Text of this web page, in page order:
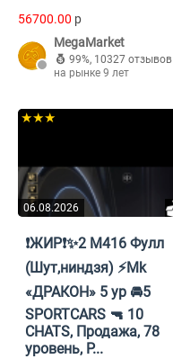
56700.00 p
MegaMarket
99%, 10327 отзывов
на рынке 9 лет
06.08.2026
★★★
❗️ЖИР❗️✨2 М416 Фулл
(Шут,ниндзя) ⚡️Mk
«ДРАКОН» 5 ур 🚘5
SPORTCARS 🔫 10
CHATS, Продажа, 78
уровень, Р...